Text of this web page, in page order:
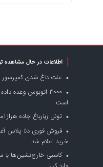
اطلاعات در حال مشاهده
علت داغ شدن کمپرسور
۳۰۰۰ اتوبوس وعده
است
تونل زیارباغ جاده هراز
فروش فوری دنا پلاس
خرید اعلام شد